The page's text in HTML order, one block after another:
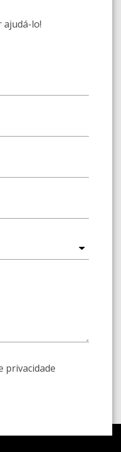
ajudá-lo!
privacidade